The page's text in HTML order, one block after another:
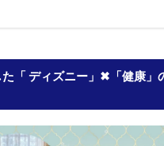
「 ディズニー」✖︎「健康」